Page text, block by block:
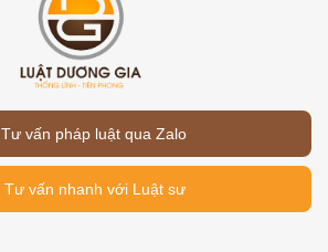
Tư vấn pháp luật qua Zalo
Tư vấn nhanh với Luật sư